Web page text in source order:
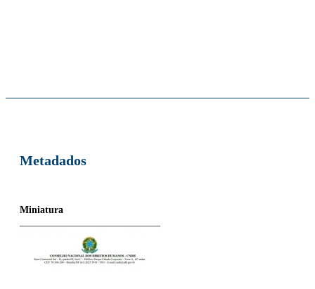
Metadados
Miniatura